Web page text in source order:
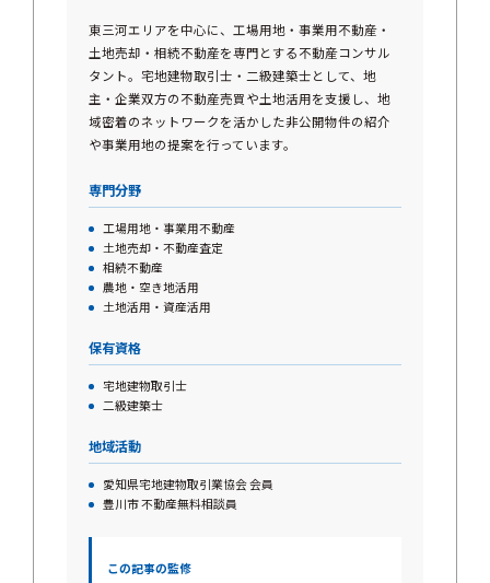
東三河エリアを中心に、工場用地・事業用不動産・
土地売却・相続不動産を専門とする不動産コンサル
タント。宅地建物取引士・二級建築士として、地
主・企業双方の不動産売買や土地活用を支援し、地
域密着のネットワークを活かした非公開物件の紹介
や事業用地の提案を行っています。
専門分野
工場用地・事業用不動産
土地売却・不動産査定
相続不動産
農地・空き地活用
土地活用・資産活用
保有資格
宅地建物取引士
二級建築士
地域活動
愛知県宅地建物取引業協会 会員
豊川市 不動産無料相談員
この記事の監修